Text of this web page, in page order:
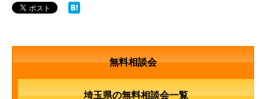
無料相談会
埼玉県の無料相談会一覧